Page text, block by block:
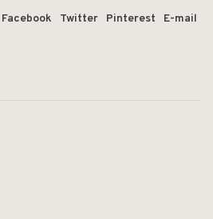
Facebook Twitter Pinterest E-mail